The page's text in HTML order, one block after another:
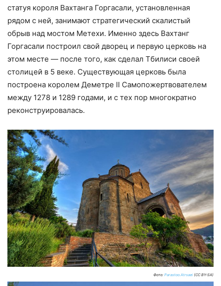
статуя короля Вахтанга Горгасали, установленная
рядом с ней, занимают стратегический скалистый
обрыв над мостом Метехи. Именно здесь Вахтанг
Горгасали построил свой дворец и первую церковь на
этом месте — после того, как сделал Тбилиси своей
столицей в 5 веке. Существующая церковь была
построена королем Деметре II Самопожертвователем
между 1278 и 1289 годами, и с тех пор многократно
реконструировалась.
Фото: Parastoo.Atrsaei (CC BY-SA)